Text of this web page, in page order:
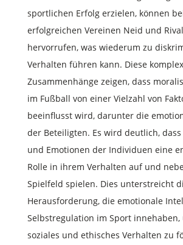
sportlichen Erfolg erzielen, können
erfolgreichen Vereinen Neid und
hervorrufen, was wiederum zu
Verhalten führen kann. Diese
Zusammenhänge zeigen, dass
im Fußball von einer Vielzahl von
beeinflusst wird, darunter die
der Beteiligten. Es wird deutlich,
und Emotionen der Individuen eine
Rolle in ihrem Verhalten auf und
Spielfeld spielen. Dies unterstreicht
Herausforderung, die emotionale
Selbstregulation im Sport innehaben,
soziales und ethisches Verhalten zu